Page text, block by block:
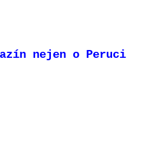
nejen o Peruci